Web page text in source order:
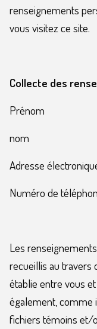
renseignements
vous visitez ce site.
Collecte des
Prénom
nom
Adresse
Numéro de
Les
recueillis au travers
établie entre vous
également, comme
fichiers témoins et/